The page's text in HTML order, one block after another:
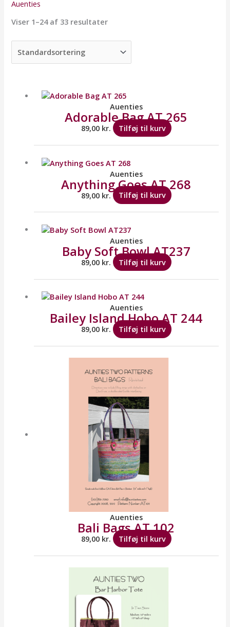
Auenties
Viser 1–24 af 33 resultater
Auenties
Adorable Bag AT 265
89,00 kr. Tilføj til kurv
Auenties
Anything Goes AT 268
89,00 kr. Tilføj til kurv
Auenties
Baby Soft Bowl AT237
89,00 kr. Tilføj til kurv
Auenties
Bailey Island Hobo AT 244
89,00 kr. Tilføj til kurv
Auenties
Bali Bags AT 102
89,00 kr. Tilføj til kurv